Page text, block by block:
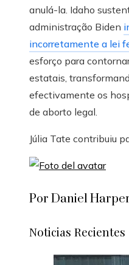
anulá-la. Idaho
administração Biden
incorretamente a lei
esforço para
estatais,
efectivamente os
de aborto legal.
Júlia Tate contribuiu
Por Daniel
Noticias Recientes